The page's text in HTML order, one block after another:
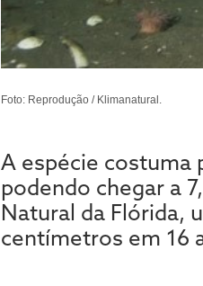
Foto: Reprodução / Klimanatural.
A espécie costuma
podendo chegar a
Natural da Flórida,
centímetros em 16